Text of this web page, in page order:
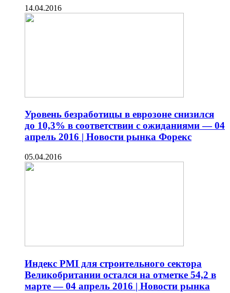
14.04.2016
Уровень безработицы в еврозоне снизился
до 10,3% в соответствии с ожиданиями — 04
апрель 2016 | Новости рынка Форекс
05.04.2016
Индекс PMI для строительного сектора
Великобритании остался на отметке 54,2 в
марте — 04 апрель 2016 | Новости рынка